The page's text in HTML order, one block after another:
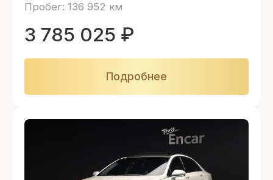
Пробег: 136 952 км
3 785 025 ₽
Подробнее